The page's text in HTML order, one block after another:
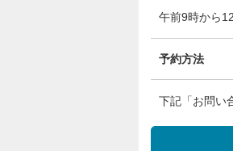
午前9時から
予約方法
下記「お問い